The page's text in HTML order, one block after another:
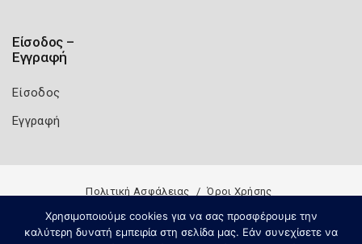
Είσοδος –
Εγγραφή
Είσοδος
Εγγραφή
Πολιτική Ασφάλειας Όροι Χρήσης
Χρησιμοποιούμε cookies για να σας προσφέρουμε την
καλύτερη δυνατή εμπειρία στη σελίδα μας. Εάν συνεχίσετε να
Copyright 2026 Knowledge A.E.